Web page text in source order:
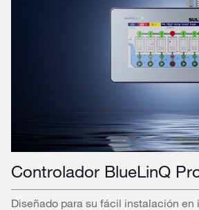
Controlador BlueLinQ
Diseñado para su fácil instalación en